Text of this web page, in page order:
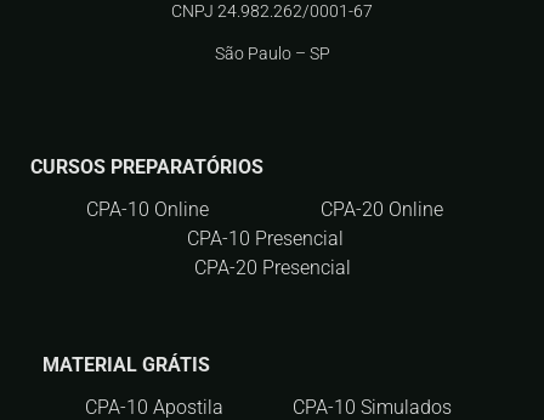
CNPJ 24.982.262/0001-67
São Paulo – SP
CURSOS PREPARATÓRIOS
CPA-10 Online
CPA-20 Online
CPA-10 Presencial
CPA-20 Presencial
MATERIAL GRÁTIS
CPA-10 Apostila
CPA-10 Simulados